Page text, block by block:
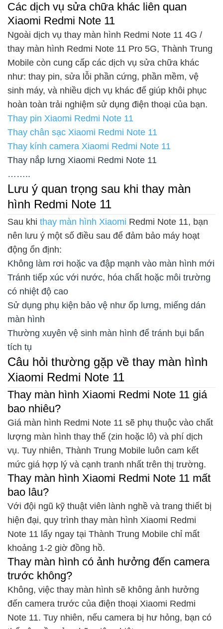
Các dịch vụ sửa chữa khác liên quan
Xiaomi Redmi Note 11
Ngoài dịch vụ thay màn hình Redmi Note 11 4G /
thay màn hình Redmi Note 11 Pro 5G, Thành Trung
Mobile còn cung cấp các dịch vụ sửa chữa khác
như: thay pin, sửa lỗi phần cứng, phần mềm, vệ
sinh máy, và nhiều dịch vụ khác để giúp khôi phục
hoàn toàn trải nghiệm sử dụng điện thoại của bạn.
Thay pin Xiaomi Redmi Note 11
Thay chân sạc Xiaomi Redmi Note 11
Thay kính camera Xiaomi Redmi Note 11
Thay nắp lưng Xiaomi Redmi Note 11
……..
Lưu ý quan trọng sau khi thay màn
hình Redmi Note 11
Sau khi thay màn hình Xiaomi Redmi Note 11, bạn
nên lưu ý một số điều sau để đảm bảo máy hoạt
động ổn định:
Không làm rơi hoặc va đập mạnh vào màn hình mới
Tránh tiếp xúc với nước, hóa chất hoặc môi trường
có nhiệt độ cao
Sử dụng phụ kiện bảo vệ như ốp lưng, miếng dán
màn hình
Thường xuyên vệ sinh màn hình để tránh bụi bẩn
tích tụ
Câu hỏi thường gặp về thay màn hình
Xiaomi Redmi Note 11
Thay màn hình Xiaomi Redmi Note 11 giá
bao nhiêu?
Giá màn hình Redmi Note 11 sẽ phụ thuộc vào chất
lượng màn hình thay thế (zin hoặc lô) và phí dịch
vụ. Tuy nhiên, Thành Trung Mobile luôn cam kết
mức giá hợp lý và cạnh tranh nhất trên thị trường.
Thay màn hình Xiaomi Redmi Note 11 mất
bao lâu?
Với đội ngũ kỹ thuật viên lành nghề và trang thiết bị
hiện đại, quy trình thay màn hình Xiaomi Redmi
Note 11 lấy ngay tại Thành Trung Mobile chỉ mất
khoảng 1-2 giờ đồng hồ.
Thay màn hình có ảnh hưởng đến camera
trước không?
Không, việc thay màn hình sẽ không ảnh hưởng
đến camera trước của điện thoại Xiaomi Redmi
Note 11. Tuy nhiên, nếu camera bị hư hỏng, bạn có